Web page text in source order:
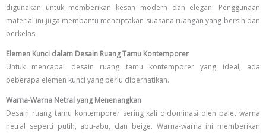
digunakan untuk memberikan kesan modern dan elegan. Penggunaan
material ini juga membantu menciptakan suasana ruangan yang bersih dan
berkelas.
Elemen Kunci dalam Desain Ruang Tamu Kontemporer
Untuk mencapai desain ruang tamu kontemporer yang ideal, ada
beberapa elemen kunci yang perlu diperhatikan.
Warna-Warna Netral yang Menenangkan
Desain ruang tamu kontemporer sering kali didominasi oleh palet warna
netral seperti putih, abu-abu, dan beige. Warna-warna ini memberikan